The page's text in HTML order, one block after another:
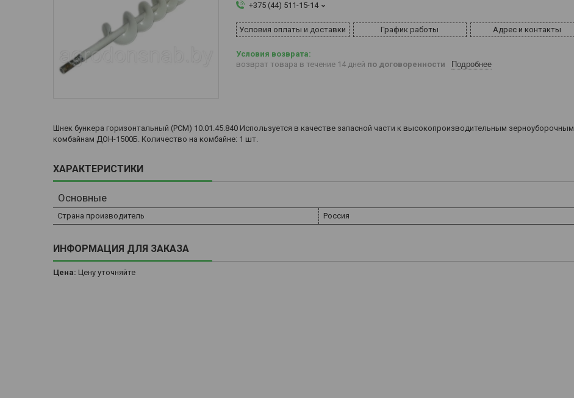
+375 (44) 511-15-14
Условия оплаты и доставки График работы Адрес и контакты
возврат товара в течение 14 дней по договоренности Подробнее
Шнек бункера горизонтальный (РСМ) 10.01.45.840 Используется в качестве запасной части к высокопроизводительным зерноуборочным
комбайнам ДОН-1500Б. Количество на комбайне: 1 шт.
ХАРАКТЕРИСТИКИ
Основные
Страна производитель Россия
ИНФОРМАЦИЯ ДЛЯ ЗАКАЗА
Цена: Цену уточняйте